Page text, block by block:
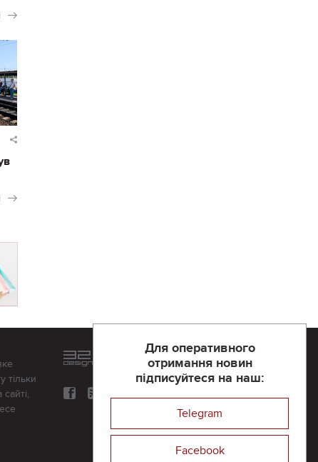
Для оперативного
отримання новин
підписуйтеся на наш:
Telegram
Facebook
тільки
Розроблений та підтримується
компанії 32х32